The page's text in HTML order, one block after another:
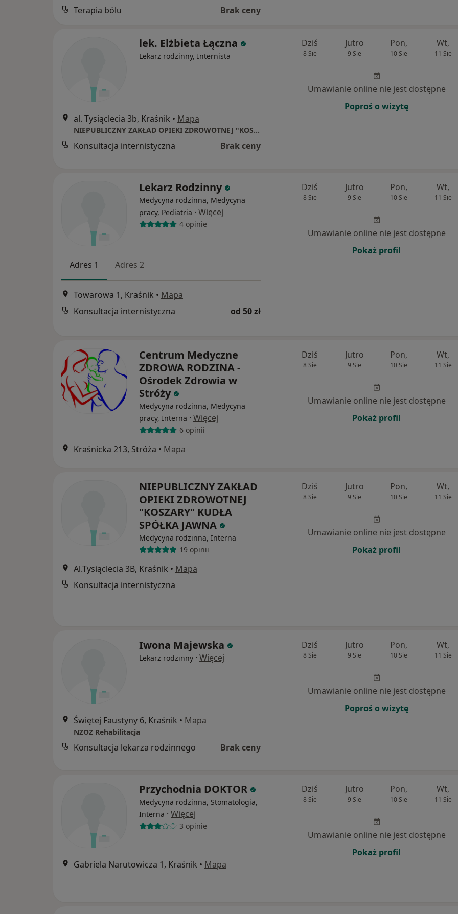
Terapia bólu Brak ceny
lek. Elżbieta Łączna
Lekarz rodzinny, Internista
al. Tysiąclecia 3b, Kraśnik • Mapa
NIEPUBLICZNY ZAKŁAD OPIEKI ZDROWOTNEJ "KOSZARY" KUDŁA SPÓŁKA JAWNA
Konsultacja internistyczna Brak ceny
Dziś
8 Sie
Jutro
9 Sie
Pon,
10 Sie
Wt,
11 Sie
Umawianie online nie jest dostępne
Poproś o wizytę
Lekarz Rodzinny
Medycyna rodzinna, Medycyna
pracy, Pediatria · Więcej
4 opinie
Adres 1 Adres 2
Towarowa 1, Kraśnik • Mapa
Konsultacja internistyczna
od 50 zł
Dziś
8 Sie
Jutro
9 Sie
Pon,
10 Sie
Wt,
11 Sie
Umawianie online nie jest dostępne
Pokaż profil
Centrum Medyczne
ZDROWA RODZINA -
Ośrodek Zdrowia w
Stróży
Medycyna rodzinna, Medycyna
pracy, Interna · Więcej
6 opinii
Kraśnicka 213, Stróża • Mapa
Dziś
8 Sie
Jutro
9 Sie
Pon,
10 Sie
Wt,
11 Sie
Umawianie online nie jest dostępne
Pokaż profil
NIEPUBLICZNY ZAKŁAD
OPIEKI ZDROWOTNEJ
"KOSZARY" KUDŁA
SPÓŁKA JAWNA
Medycyna rodzinna, Interna
19 opinii
Al.Tysiąclecia 3B, Kraśnik • Mapa
Konsultacja internistyczna
Dziś
8 Sie
Jutro
9 Sie
Pon,
10 Sie
Wt,
11 Sie
Umawianie online nie jest dostępne
Pokaż profil
Iwona Majewska
Lekarz rodzinny · Więcej
Świętej Faustyny 6, Kraśnik • Mapa
NZOZ Rehabilitacja
Konsultacja lekarza rodzinnego Brak ceny
Dziś
8 Sie
Jutro
9 Sie
Pon,
10 Sie
Wt,
11 Sie
Umawianie online nie jest dostępne
Poproś o wizytę
Przychodnia DOKTOR
Medycyna rodzinna, Stomatologia,
Interna · Więcej
3 opinie
Gabriela Narutowicza 1, Kraśnik • Mapa
Dziś
8 Sie
Jutro
9 Sie
Pon,
10 Sie
Wt,
11 Sie
Umawianie online nie jest dostępne
Pokaż profil